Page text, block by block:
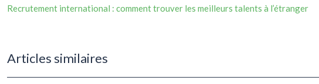
Recrutement international : comment trouver les meilleurs talents à l’étranger
Articles similaires